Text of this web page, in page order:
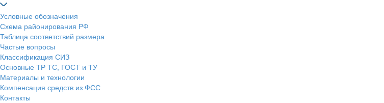
Условные обозначения
Схема районирования РФ
Таблица соответствий размера
Частые вопросы
Классификация СИЗ
Основные ТР ТС, ГОСТ и ТУ
Материалы и технологии
Компенсация средств из ФСС
Контакты